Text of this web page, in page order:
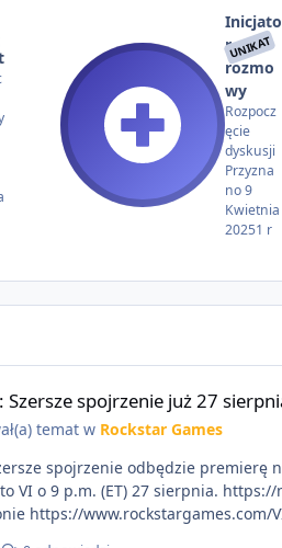
UNIKAT
Inicjato
r
rozmo
wy
Rozpocz
ęcie
dyskusji
Przyzna
no9
Kwietnia
20251 r
spojrzenie już 27
temat w Rockstar Games
spojrzenie odbędzie premierę
Theft Auto VI będzie dostępne 19 listopada na PlayStation 5 oraz Xbox Series X|S. Zamów
https://www.rockstargames.com/